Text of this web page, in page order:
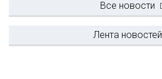
Все новости
Лента новостей